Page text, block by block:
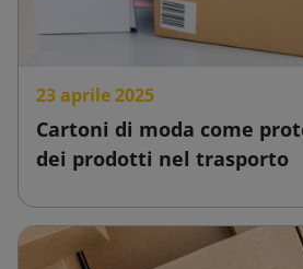
23 aprile 2025
Cartoni di moda come
dei prodotti nel trasporto